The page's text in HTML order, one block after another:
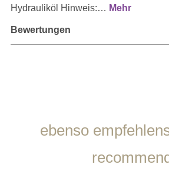
Hydrauliköl Hinweis:… Mehr
Bewertungen
Produktgalerie überspringen
ebenso